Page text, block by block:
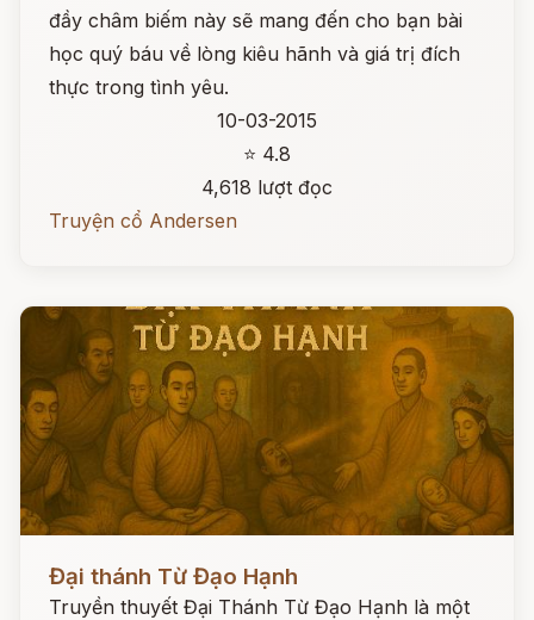
đầy châm biếm này sẽ mang đến cho bạn bài
học quý báu về lòng kiêu hãnh và giá trị đích
thực trong tình yêu.
10-03-2015
⭐ 4.8
4,618 lượt đọc
Truyện cổ Andersen
Đại thánh Từ Đạo Hạnh
Truyền thuyết Đại Thánh Từ Đạo Hạnh là một